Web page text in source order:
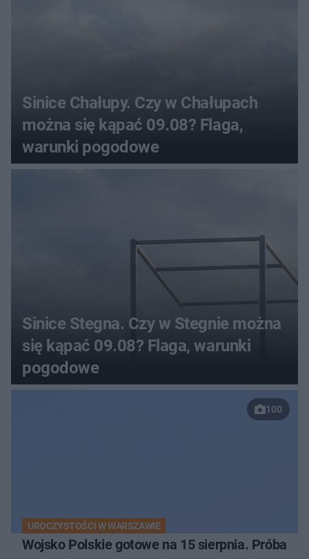
Sinice Chałupy. Czy w Chałupach
można się kąpać 09.08? Flaga,
warunki pogodowe
Sinice Stegna. Czy w Stegnie można
się kąpać 09.08? Flaga, warunki
pogodowe
100
UROCZYSTOŚCI W WARSZAWIE
Wojsko Polskie gotowe na 15 sierpnia. Próba